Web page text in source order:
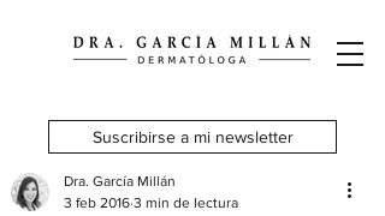
Suscribirse a mi newsletter
Dra. García Millán
3 feb 2016 3 min de lectura